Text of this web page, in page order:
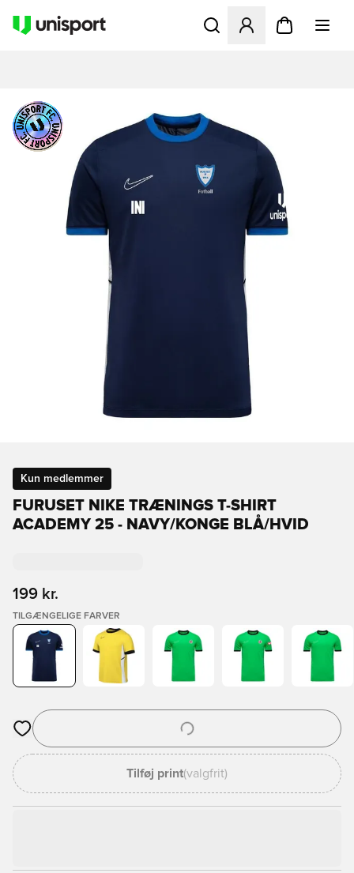
Åbner en Modal til at
Kun medlemmer
FURUSET NIKE TRÆNINGS T-SHIRT
ACADEMY 25 - NAVY/KONGE BLÅ/HVID
199 kr.
TILGÆNGELIGE FARVER
Åbner en Modal til at logge ind eller tilmelde dig som medlem
Tilføj print(valgfrit)